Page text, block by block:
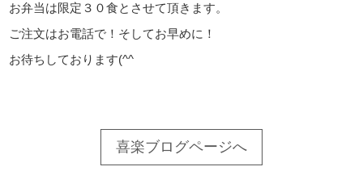
お弁当は限定３０食とさせて頂きます。
ご注文はお電話で！そしてお早めに！
お待ちしております(^^ゞ
喜楽ブログページへ